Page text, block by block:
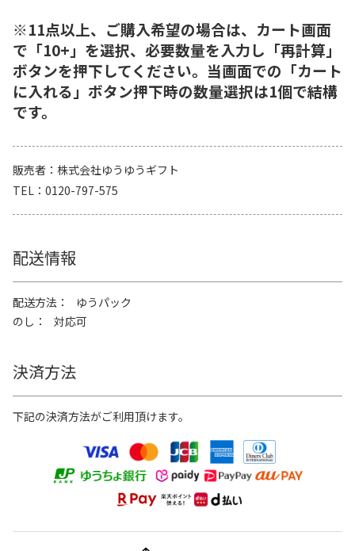
※11点以上、ご購入希望の場合は、カート画面
で「10+」を選択、必要数量を入力し「再計算」
ボタンを押下してください。当画面での「カート
に入れる」ボタン押下時の数量選択は1個で結構
です。
販売者
株式会社ゆうゆうギフト
TEL
0120-797-575
配送情報
配送方法
ゆうパック
のし
対応可
決済方法
下記の決済方法がご利用頂けます。